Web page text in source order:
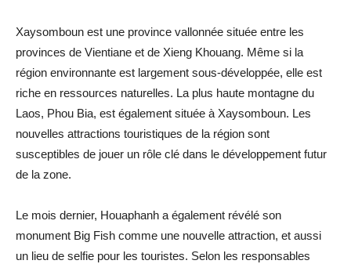
Xaysomboun est une province vallonnée située entre les
provinces de Vientiane et de Xieng Khouang. Même si la
région environnante est largement sous-développée, elle est
riche en ressources naturelles. La plus haute montagne du
Laos, Phou Bia, est également située à Xaysomboun. Les
nouvelles attractions touristiques de la région sont
susceptibles de jouer un rôle clé dans le développement futur
de la zone.
Le mois dernier, Houaphanh a également révélé son
monument Big Fish comme une nouvelle attraction, et aussi
un lieu de selfie pour les touristes. Selon les responsables